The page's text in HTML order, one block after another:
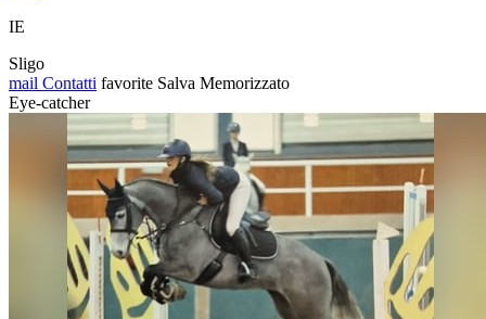
IE
Sligo
mail Contatti favorite Salva Memorizzato
Eye-catcher